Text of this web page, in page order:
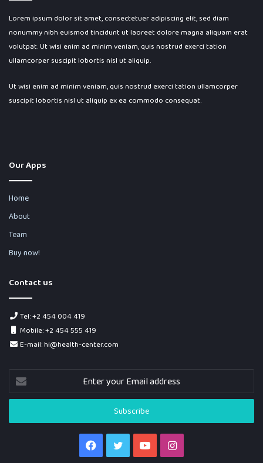
Lorem ipsum dolor sit amet, consectetuer adipiscing elit, sed diam
nonummy nibh euismod tincidunt ut laoreet dolore magna aliquam erat
volutpat. Ut wisi enim ad minim veniam, quis nostrud exerci tation
ullamcorper suscipit lobortis nisl ut aliquip.
Ut wisi enim ad minim veniam, quis nostrud exerci tation ullamcorper
suscipit lobortis nisl ut aliquip ex ea commodo consequat.
Our Apps
Home
About
Team
Buy now!
Contact us
Tel: +2 454 004 419
Mobile: +2 454 555 419
E-mail: hi@health-center.com
Enter
your
Email
FacebookTwitter YouTubeInstagram